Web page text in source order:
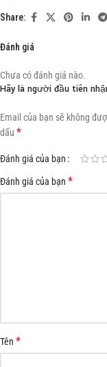
Share:
Đánh giá
Chưa có đánh giá nào.
Hãy là người đầu tiên
Email của bạn sẽ không
dấu *
Đánh giá của bạn
Đánh giá của bạn *
Tên *